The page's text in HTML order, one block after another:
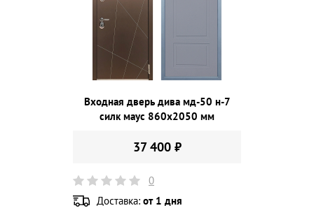
Входная дверь дива мд-50 н-7
силк маус 860х2050 мм
37 400 ₽
0
Доставка: от 1 дня